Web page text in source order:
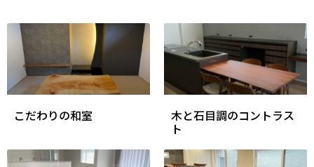
こだわりの和室 木と石目調のコントラス
ト